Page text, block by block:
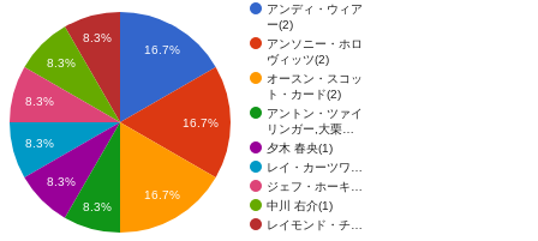
アンディ・ウィア
ー(2)
アンソニー・ホロ
ヴィッツ(2)
オースン・スコッ
ト・カード(2)
アントン・ツァイ
リンガー,大栗…
夕木 春央(1)
レイ・カーツワ…
ジェフ・ホーキ…
中川 右介(1)
レイモンド・チ…
16.7%
16.7%
8.3%
8.3%
8.3%
8.3%
8.3%
8.3%
16.7%